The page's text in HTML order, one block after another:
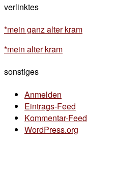
verlinktes
*mein ganz alter kram
*mein alter kram
sonstiges
Anmelden
Eintrags-Feed
Kommentar-Feed
WordPress.org